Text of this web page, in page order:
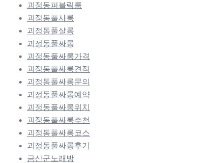
괴정동퍼블릭룸
괴정동풀사롱
괴정동풀살롱
괴정동풀싸롱
괴정동풀싸롱가격
괴정동풀싸롱견적
괴정동풀싸롱문의
괴정동풀싸롱예약
괴정동풀싸롱위치
괴정동풀싸롱추천
괴정동풀싸롱코스
괴정동풀싸롱후기
금산군노래방